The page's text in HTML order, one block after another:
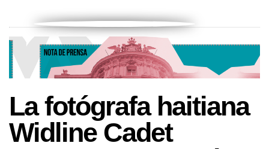
La fotógrafa haitiana
Widline Cadet